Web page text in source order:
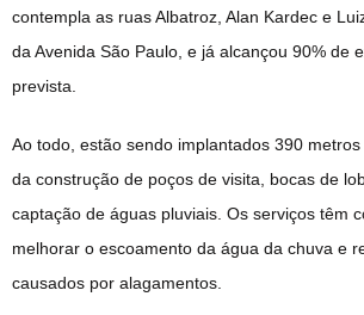
contempla as ruas Albatroz, Alan Kardec e
da Avenida São Paulo, e já alcançou 90% de
prevista.
Ao todo, estão sendo implantados 390
da construção de poços de visita, bocas de
captação de águas pluviais. Os serviços têm
melhorar o escoamento da água da chuva e
causados por alagamentos.